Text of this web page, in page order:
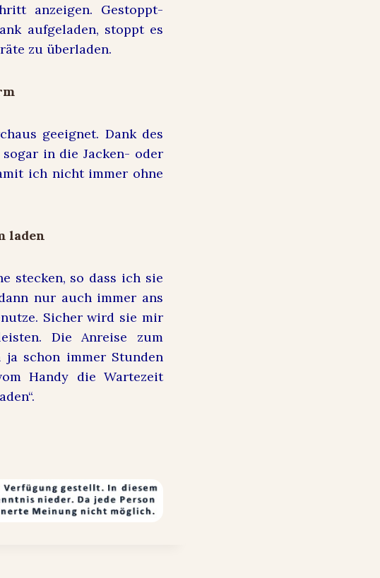
anzeigen. Gestoppt-
aufgeladen, stoppt es
zu überladen.
geeignet. Dank des
in die Jacken- oder
ich nicht immer ohne
stecken, so dass ich sie
nur auch immer ans
Sicher wird sie mir
Die Anreise zum
schon immer Stunden
Handy die Wartezeit